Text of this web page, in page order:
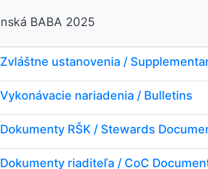
BABA 2025
ustanovenia /
nariadenia / Bulletins
RŠK / Stewards
riaditeľa / CoC